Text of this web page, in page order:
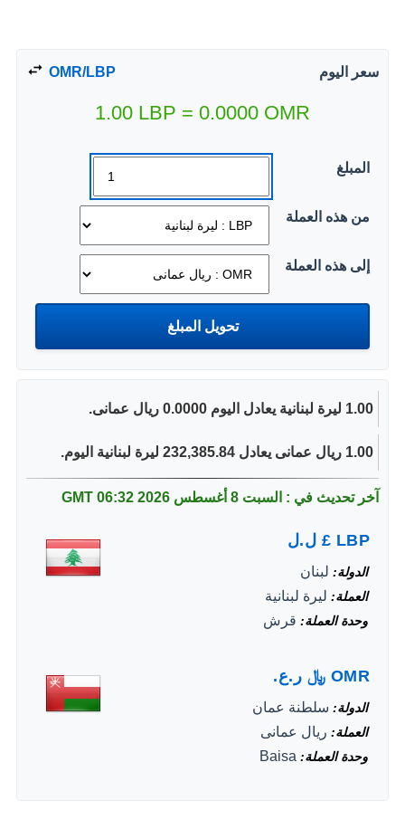
سعر اليوم OMR/LBP
1.00 LBP = 0.0000 OMR
المبلغ
من هذه العملة
إلى هذه العملة
1.00 ليرة لبنانية يعادل اليوم 0.0000 ريال عمانى.
1.00 ريال عمانى يعادل 232,385.84 ليرة لبنانية اليوم.
آخر تحديث في : السبت 8 أغسطس 2026 06:32 GMT
LBP
£ ل.ل
الدولة لبنان
العملة ليرة لبنانية
وحدة العملة قرش
OMR ﷼ ر.ع.
الدولة سلطنة عمان
العملة ريال عمانى
وحدة العملة Baisa